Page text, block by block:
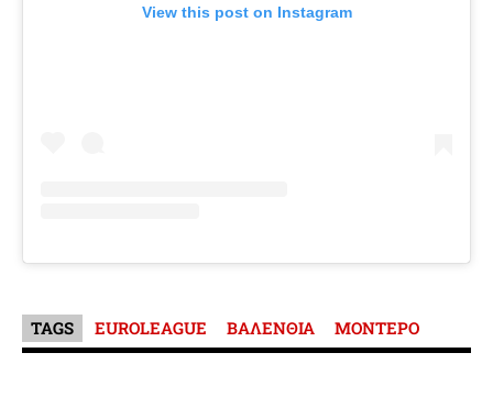
View this post on Instagram
TAGS EUROLEAGUE ΒΑΛΕΝΘΙΑ ΜΟΝΤΕΡΟ